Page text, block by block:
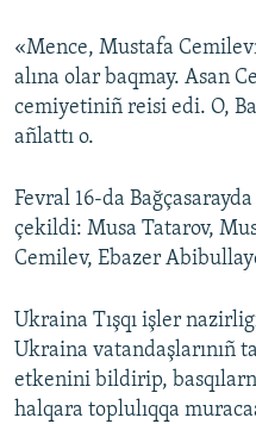
«Mence, Mustafa
alına olar baqmay. Asan
cemiyetiniñ reisi edi. O,
añlattı o.
Fevral 16-da
çekildi: Musa Tatarov,
Cemilev, Ebazer
Ukraina Tışqı işler
Ukraina vatandaşlarınıñ
etkenini bildirip,
halqara toplulıqqa